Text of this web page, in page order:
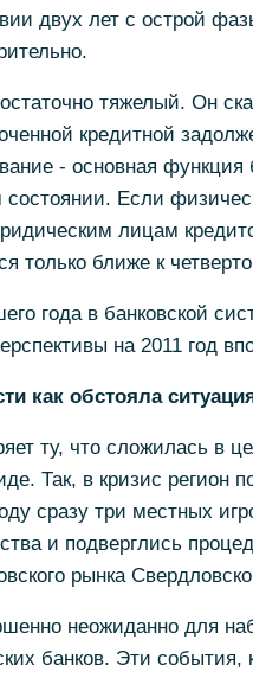
двух лет с острой
тяжелый. Он
кредитной
- основная функция
состоянии. Если
лицам
только ближе к
года в банковской
на 2011 год
как обстояла
ту, что сложилась в
Так, в кризис регион
сразу три местных
и подверглись
рынка
неожиданно для
банков. Эти события,